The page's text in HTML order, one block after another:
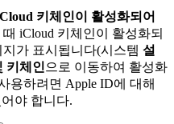
키체인이 활성화되어
iCloud 키체인이 활성화되
가 표시됩니다(시스템 설
키체인 으로 이동하여 활성화
용하려면 Apple ID에 대해
야 합니다.